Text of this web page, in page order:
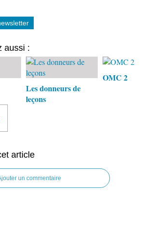
aussi :
Les donneurs de
leçons
OMC 2
article
un commentaire